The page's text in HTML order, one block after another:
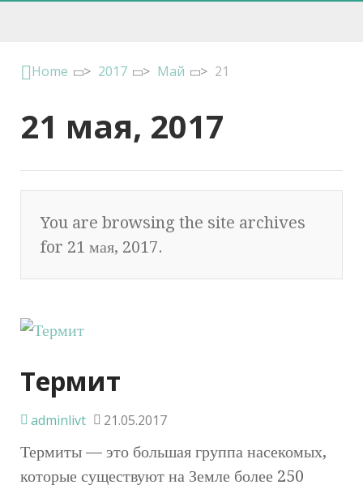
Home > 2017 > Май > 21
21 мая, 2017
You are browsing the site archives
for 21 мая, 2017.
Термит
adminlivt 21.05.2017
Термиты — это большая группа насекомых,
которые существуют на Земле более 250